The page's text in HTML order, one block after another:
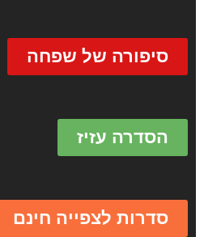
סיפורה של שפחה
הסדרה עזיז
סדרות לצפייה חינם